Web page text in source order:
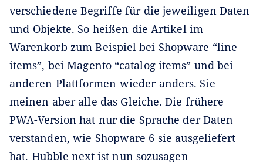
verschiedene Begriffe für die jeweiligen Daten
und Objekte. So heißen die Artikel im
Warenkorb zum Beispiel bei Shopware “line
items”, bei Magento “catalog items” und bei
anderen Plattformen wieder anders. Sie
meinen aber alle das Gleiche. Die frühere
PWA-Version hat nur die Sprache der Daten
verstanden, wie Shopware 6 sie ausgeliefert
hat. Hubble next ist nun sozusagen